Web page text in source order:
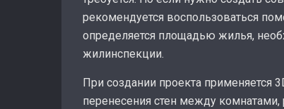
рекомендуется воспользоваться
определяется площадью жилья,
жилинспекции.
При создании проекта применяется
перенесения стен между комнатами,